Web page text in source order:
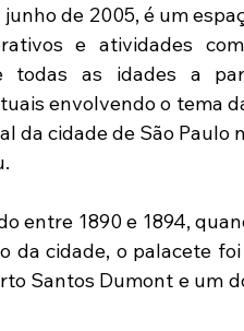
de 2005, é um
e atividades
todas as idades a
envolvendo o tema
da cidade de São Paulo
entre 1890 e 1894,
da cidade, o palacete
Santos Dumont e um